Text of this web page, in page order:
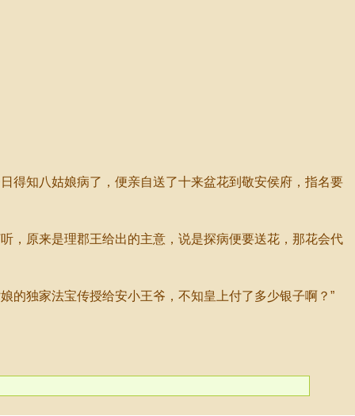
知八姑娘病了，便亲自送了十来盆花到敬安侯府，指名要
原来是理郡王给出的主意，说是探病便要送花，那花会代
独家法宝传授给安小王爷，不知皇上付了多少银子啊？”